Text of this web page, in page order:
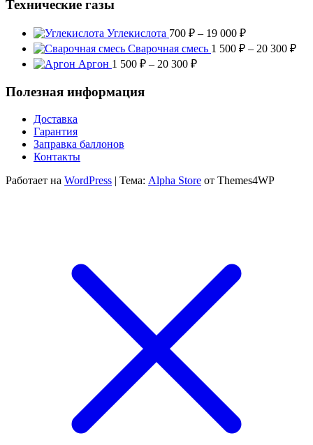
Технические газы
Углекислота 700 ₽ – 19 000 ₽Диапазон
цен:
Сварочная смесь 1 500 ₽ – 20 300 ₽
Аргон 1 500 ₽ – 20 300 ₽Диапазон
Полезная информация
Доставка
Гарантия
Заправка баллонов
Контакты
Работает на WordPress | Тема: Alpha Store от Themes4WP